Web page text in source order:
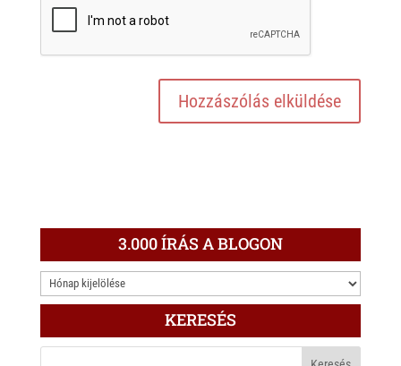
3.000 ÍRÁS A BLOGON
3.000
ÍRÁS
BLOGON
KERESÉS